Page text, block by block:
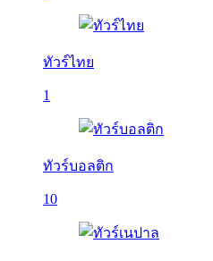
ทัวร์ไทย
1
ทัวร์บอลติก
10